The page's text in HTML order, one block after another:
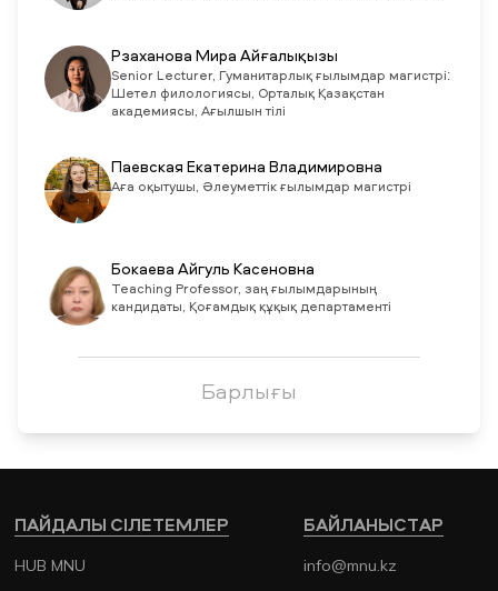
Рзаханова Мира Айғалықызы
Senior Lecturer, Гуманитарлық ғылымдар магистрі:
Шетел филологиясы, Орталық Қазақстан
академиясы, Ағылшын тілі
Паевская Екатерина Владимировна
Аға оқытушы, Әлеуметтік ғылымдар магистрі
Бокаева Айгуль Касеновна
Teaching Professor, заң ғылымдарының
кандидаты, Қоғамдық құқық департаменті
Барлығы
БАЙЛАНЫСТАР
info@mnu.kz
ПАЙДАЛЫ СІЛЕТЕМЛЕР
HUB MNU